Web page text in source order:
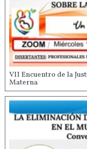
VII Encuentro de la
Materna